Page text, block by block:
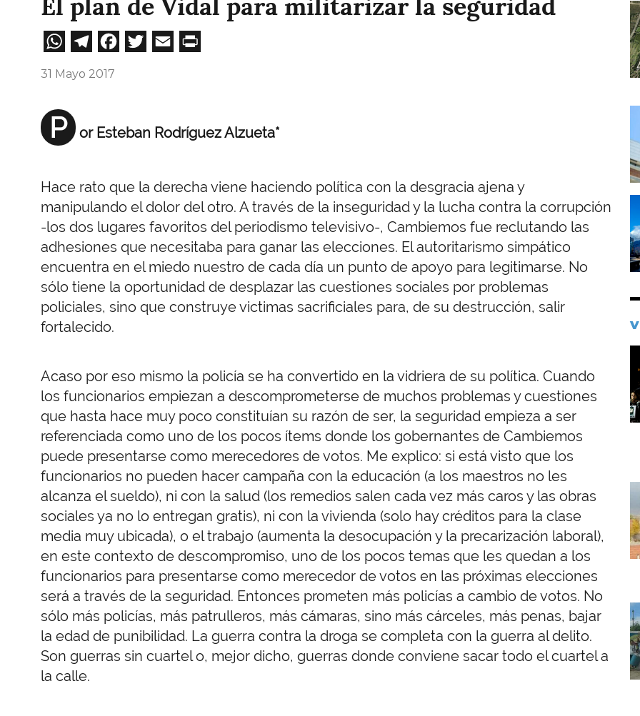
El plan de Vidal para militarizar la seguridad
WhatsApp
Telegram
Facebook
Twitter
Email
31 Mayo 2017
P or Esteban Rodríguez Alzueta*
Hace rato que la derecha viene haciendo política con la desgracia ajena y
manipulando el dolor del otro. A través de la inseguridad y la lucha contra la corrupción
-los dos lugares favoritos del periodismo televisivo-, Cambiemos fue reclutando las
adhesiones que necesitaba para ganar las elecciones. El autoritarismo simpático
encuentra en el miedo nuestro de cada día un punto de apoyo para legitimarse. No
sólo tiene la oportunidad de desplazar las cuestiones sociales por problemas
policiales, sino que construye victimas sacrificiales para, de su destrucción, salir
fortalecido.
Acaso por eso mismo la policía se ha convertido en la vidriera de su política. Cuando
los funcionarios empiezan a descomprometerse de muchos problemas y cuestiones
que hasta hace muy poco constituían su razón de ser, la seguridad empieza a ser
referenciada como uno de los pocos ítems donde los gobernantes de Cambiemos
puede presentarse como merecedores de votos. Me explico: si está visto que los
funcionarios no pueden hacer campaña con la educación (a los maestros no les
alcanza el sueldo), ni con la salud (los remedios salen cada vez más caros y las obras
sociales ya no lo entregan gratis), ni con la vivienda (solo hay créditos para la clase
media muy ubicada), o el trabajo (aumenta la desocupación y la precarización laboral),
en este contexto de descompromiso, uno de los pocos temas que les quedan a los
funcionarios para presentarse como merecedor de votos en las próximas elecciones
será a través de la seguridad. Entonces prometen más policías a cambio de votos. No
sólo más policías, más patrulleros, más cámaras, sino más cárceles, más penas, bajar
la edad de punibilidad. La guerra contra la droga se completa con la guerra al delito.
Son guerras sin cuartel o, mejor dicho, guerras donde conviene sacar todo el cuartel a
la calle.